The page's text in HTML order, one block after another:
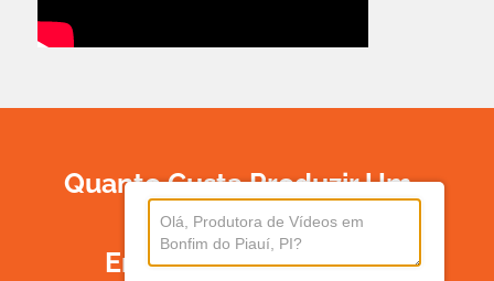
Quanto Custa Produzir Um
Vídeo
Em Bonfim Do Piauí?